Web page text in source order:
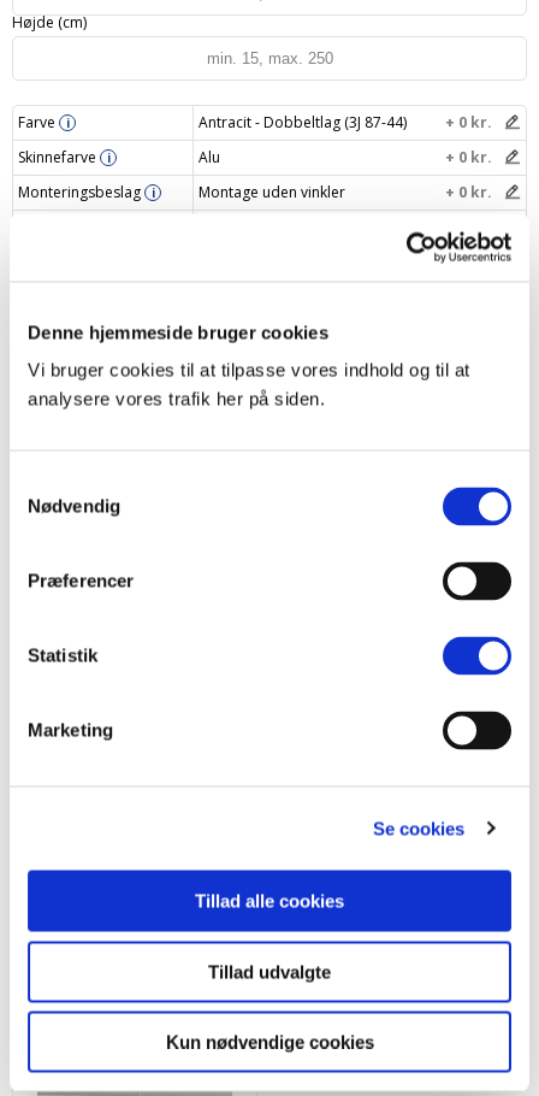
Denne hjemmeside bruger cookies
Vi bruger cookies til at tilpasse vores indhold og til at
analysere vores trafik her på siden.
Nødvendig
Præferencer
Statistik
Marketing
Se cookies
Tillad alle cookies
Tillad udvalgte
Kun nødvendige cookies
Højde (cm)
Farve i Antracit - Dobbeltlag (3J 87-44)
+ 0 kr.
Skinnefarve
i Alu
+ 0 kr.
Monteringsbeslag
i Montage uden vinkler
+ 0 kr.
Produktbeskrivelse
Opmålingsvejledning
Se flere gardiner